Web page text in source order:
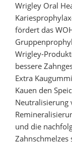
Wrigley Oral
fördert das
Wrigley-
bessere
Extra
Kauen den
Neutralisierung
und die